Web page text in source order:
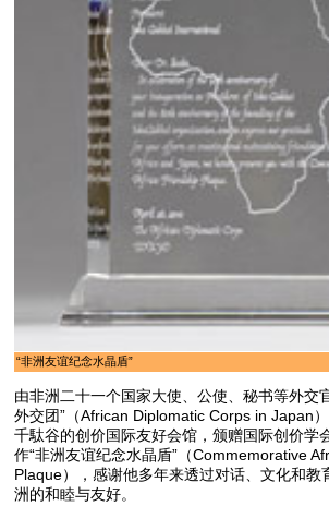
“非洲友谊纪念水晶盾”
由非洲二十一个国家大使、公使、秘书等外交
外交团”（African Diplomatic Corps in Japan
千駄谷的创价国际友好会馆，颁赠国际创价学
作“非洲友谊纪念水晶盾”（Commemorative
Plaque），感谢他多年来透过对话、文化和教
洲的和睦与友好。